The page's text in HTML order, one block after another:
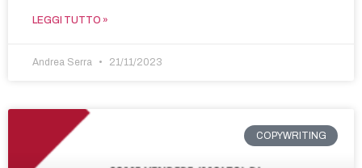
LEGGI TUTTO »
Andrea Serra 21/11/2023
COPYWRITING